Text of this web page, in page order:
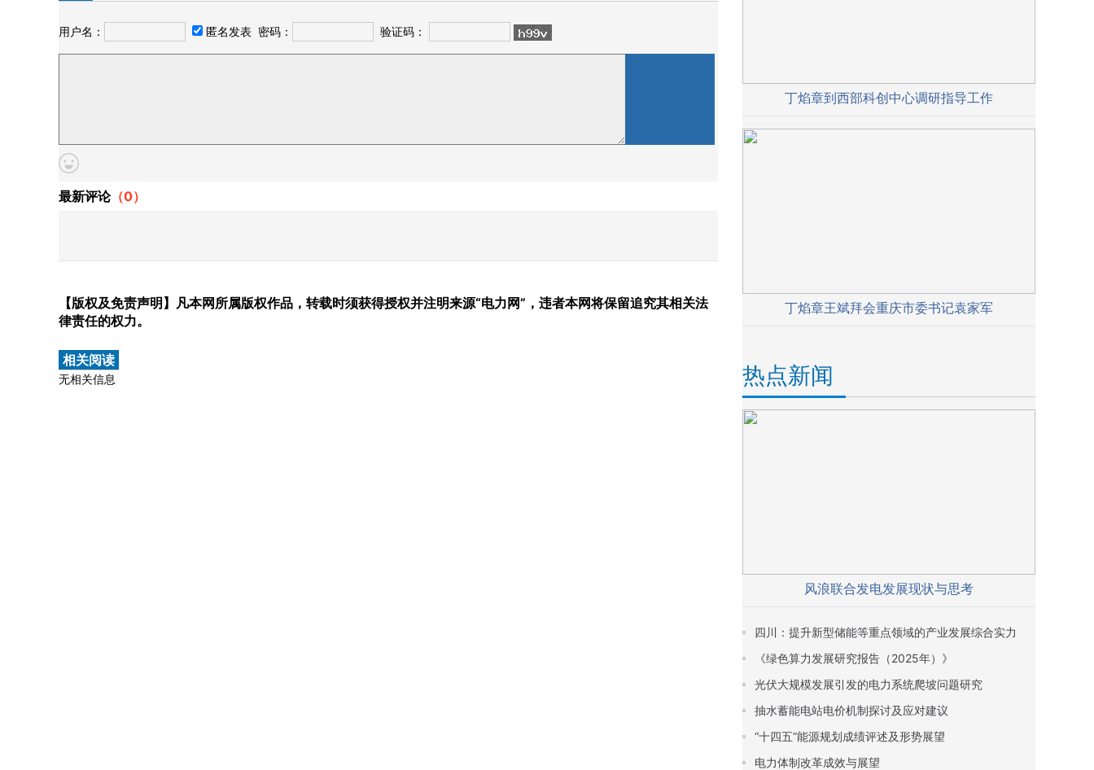
用户名： 匿名发表 密码： 验证码：
最新评论（0）
【版权及免责声明】凡本网所属版权作品，转载时须获得授权并注明来源“电力网”，违者本网将保留追究其相关法
律责任的权力。
相关阅读
无相关信息
丁焰章到西部科创中心调研指导工作
丁焰章王斌拜会重庆市委书记袁家军
热点新闻
风浪联合发电发展现状与思考
四川：提升新型储能等重点领域的产业发展综合实力
《绿色算力发展研究报告（2025年）》
光伏大规模发展引发的电力系统爬坡问题研究
抽水蓄能电站电价机制探讨及应对建议
“十四五”能源规划成绩评述及形势展望
电力体制改革成效与展望